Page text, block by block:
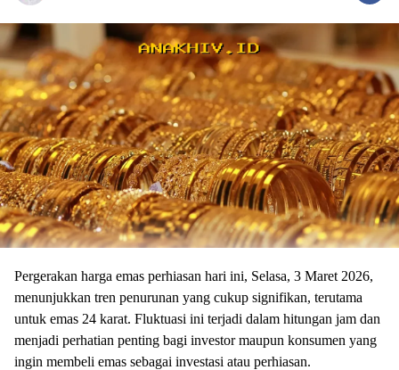
Pergerakan harga emas perhiasan hari ini, Selasa, 3 Maret 2026,
menunjukkan tren penurunan yang cukup signifikan, terutama
untuk emas 24 karat. Fluktuasi ini terjadi dalam hitungan jam dan
menjadi perhatian penting bagi investor maupun konsumen yang
ingin membeli emas sebagai investasi atau perhiasan.